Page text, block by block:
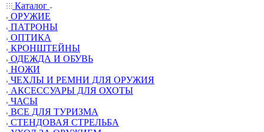
Каталог
ОРУЖИЕ
ПАТРОНЫ
ОПТИКА
КРОНШТЕЙНЫ
ОДЕЖДА И ОБУВЬ
НОЖИ
ЧЕХЛЫ И РЕМНИ ДЛЯ ОРУЖИЯ
АКСЕССУАРЫ ДЛЯ ОХОТЫ
ЧАСЫ
ВСЕ ДЛЯ ТУРИЗМА
СТЕНДОВАЯ СТРЕЛЬБА